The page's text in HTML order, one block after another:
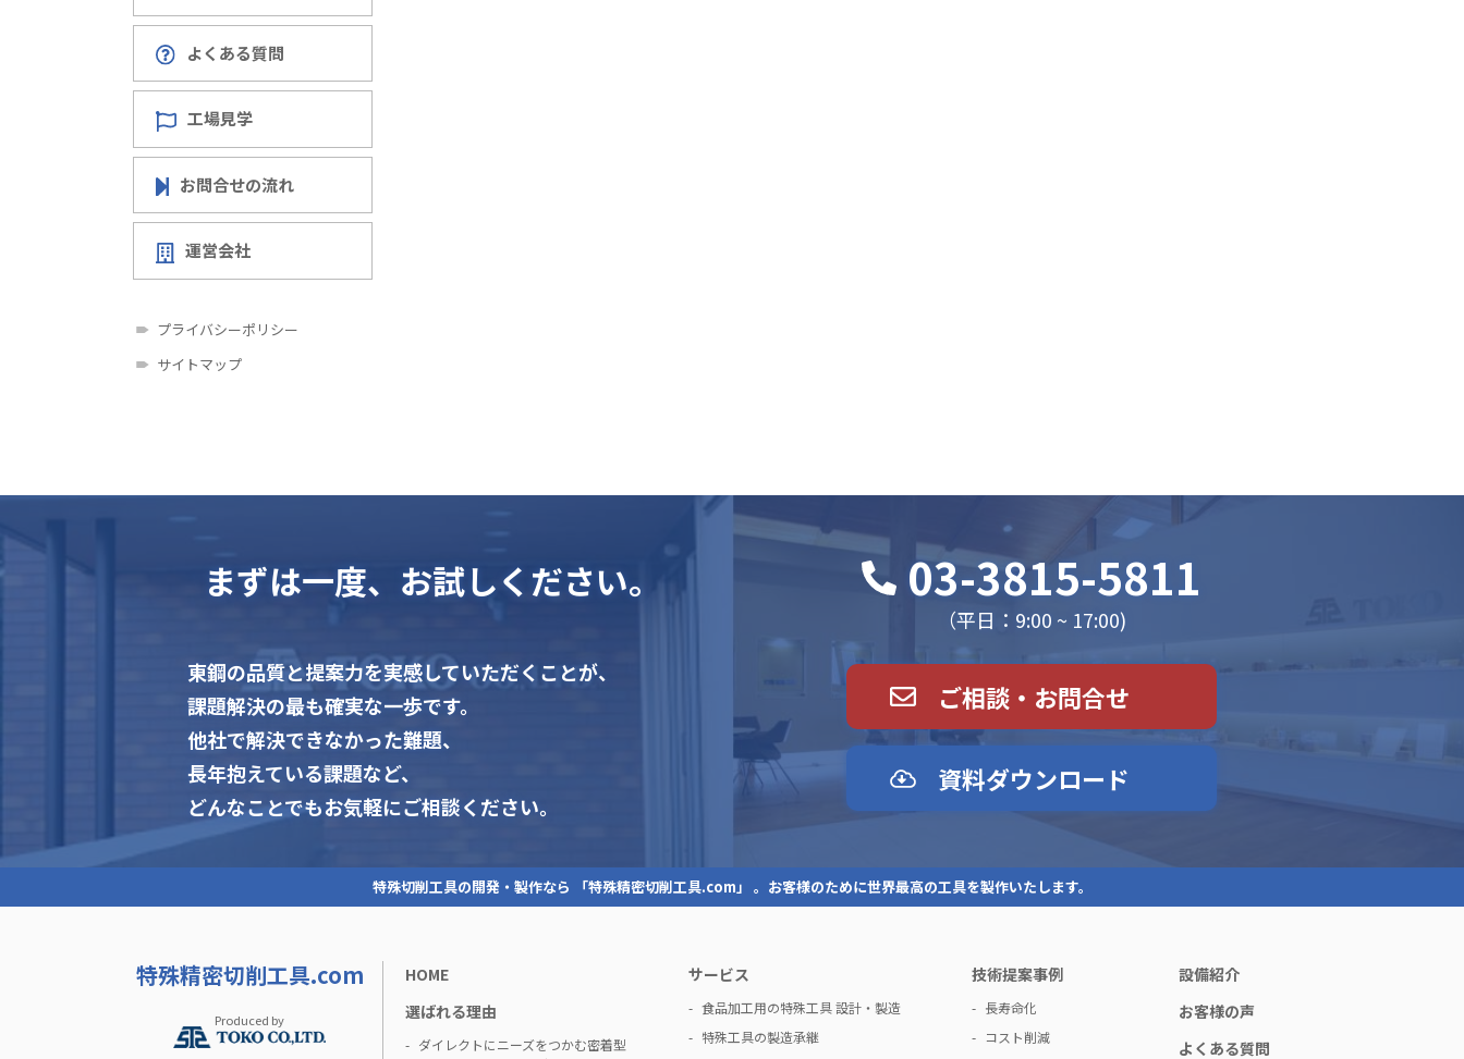
よくある質問
工場見学
お問合せの流れ
運営会社
プライバシーポリシー
サイトマップ
まずは一度、お試しください。
東鋼の品質と提案力を実感していただくことが、
課題解決の最も確実な一歩です。
他社で解決できなかった難題、
長年抱えている課題など、
どんなことでもお気軽にご相談ください。
03-3815-5811
（平日：9:00 ~ 17:00)
ご相談・お問合せ
資料ダウンロード
特殊切削工具の開発・製作なら 「特殊精密切削工具.com」 。お客様のために世界最高の工具を製作いたします。
特殊精密切削工具.com
Produced by
HOME
選ばれる理由
ダイレクトにニーズをつかむ密着型
サービス
食品加工用の特殊工具 設計・製造
特殊工具の製造承継
技術提案事例
長寿命化
コスト削減
設備紹介
お客様の声
よくある質問